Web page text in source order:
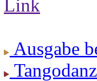
Ausgabe